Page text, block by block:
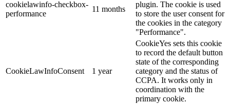
cookielawinfo-checkbox-
performance
11 months
plugin. The cookie is used
to store the user consent for
the cookies in the category
"Performance".
CookieLawInfoConsent 1 year
CookieYes sets this cookie
to record the default button
state of the corresponding
category and the status of
CCPA. It works only in
coordination with the
primary cookie.